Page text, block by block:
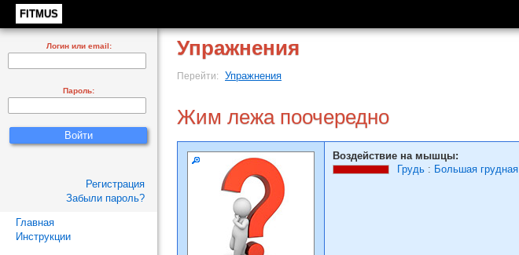
FITMUS
Упражнения
Перейти: Упражнения
Жим лежа поочередно
Воздействие на мышцы:
Грудь : Большая грудная
Логин или email:
Пароль:
Регистрация
Забыли пароль?
Главная
Инструкции